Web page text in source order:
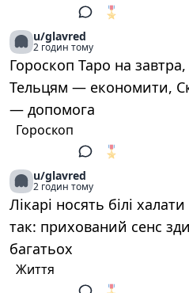
🎖️
u/glavred
2 годин тому
Гороскоп Таро на
Тельцям — економити,
— допомога
Гороскоп
🎖️
u/glavred
2 годин тому
Лікарі носять білі
так: прихований сенс
багатьох
Життя